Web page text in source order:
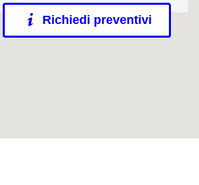
Richiedi preventivi